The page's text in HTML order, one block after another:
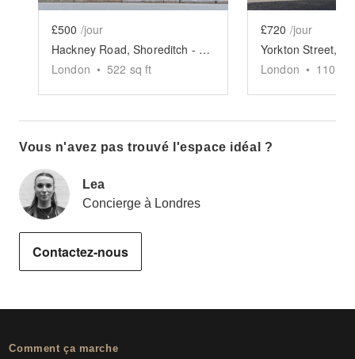
£500 /jour
Hackney Road, Shoreditch - Creative Studio
London • 522 sq ft
£720 /jour
London • 1100
Vous n'avez pas trouvé l'espace idéal ?
Lea
Concierge à Londres
Contactez-nous
Comment ça marche